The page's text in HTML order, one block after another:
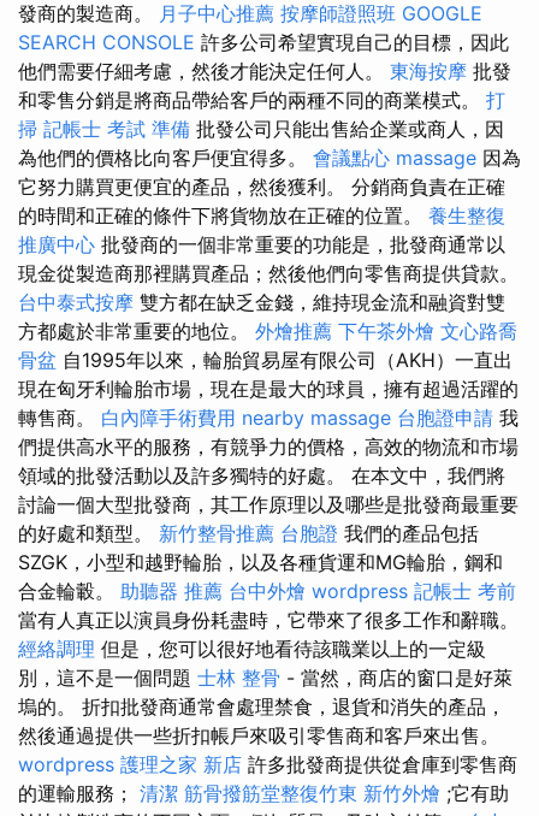
發商的製造商。 月子中心推薦 按摩師證照班 GOOGLE
SEARCH CONSOLE 許多公司希望實現自己的目標，因此
他們需要仔細考慮，然後才能決定任何人。 東海按摩 批發
和零售分銷是將商品帶給客戶的兩種不同的商業模式。 打
掃 記帳士 考試 準備 批發公司只能出售給企業或商人，因
為他們的價格比向客戶便宜得多。 會議點心 massage 因為
它努力購買更便宜的產品，然後獲利。 分銷商負責在正確
的時間和正確的條件下將貨物放在正確的位置。 養生整復
推廣中心 批發商的一個非常重要的功能是，批發商通常以
現金從製造商那裡購買產品；然後他們向零售商提供貸款。
台中泰式按摩 雙方都在缺乏金錢，維持現金流和融資對雙
方都處於非常重要的地位。 外燴推薦 下午茶外燴 文心路喬
骨盆 自1995年以來，輪胎貿易屋有限公司（AKH）一直出
現在匈牙利輪胎市場，現在是最大的球員，擁有超過活躍的
轉售商。 白內障手術費用 nearby massage 台胞證申請 我
們提供高水平的服務，有競爭力的價格，高效的物流和市場
領域的批發活動以及許多獨特的好處。 在本文中，我們將
討論一個大型批發商，其工作原理以及哪些是批發商最重要
的好處和類型。 新竹整骨推薦 台胞證 我們的產品包括
SZGK，小型和越野輪胎，以及各種貨運和MG輪胎，鋼和
合金輪轂。 助聽器 推薦 台中外燴 wordpress 記帳士 考前
當有人真正以演員身份耗盡時，它帶來了很多工作和辭職。
經絡調理 但是，您可以很好地看待該職業以上的一定級
別，這不是一個問題 士林 整骨 - 當然，商店的窗口是好萊
塢的。 折扣批發商通常會處理禁食，退貨和消失的產品，
然後通過提供一些折扣帳戶來吸引零售商和客戶來出售。
wordpress 護理之家 新店 許多批發商提供從倉庫到零售商
的運輸服務； 清潔 筋骨撥筋堂整復竹東 新竹外燴 ;它有助